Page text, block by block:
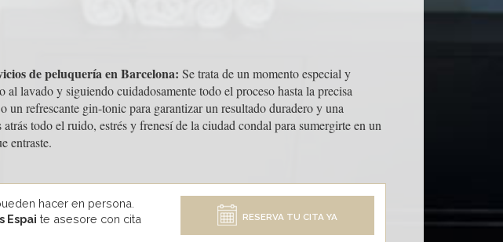
de peluquería en Barcelona: Se trata de un momento especial y
lavado y siguiendo cuidadosamente todo el proceso hasta la precisa
un refrescante gin-tonic para garantizar un resultado duradero y una
todo el ruido, estrés y frenesí de la ciudad condal para sumergirte en un
entraste.
hacer en persona.
Espai te asesore con cita
RESERVA TU CITA YA